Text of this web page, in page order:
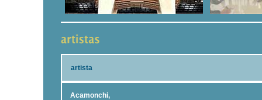
artista
Acamonchi,